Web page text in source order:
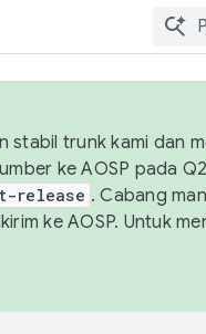
stabil trunk kami dan
ke AOSP pada
release . Cabang
ke AOSP. Untuk